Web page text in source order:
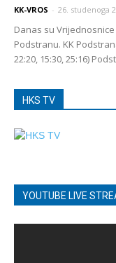
KK-VROS - 26. studenoga
Danas su
Podstranu. KK
22:20, 15:30, 25:16)
HKS TV
YOUTUBE LIVE